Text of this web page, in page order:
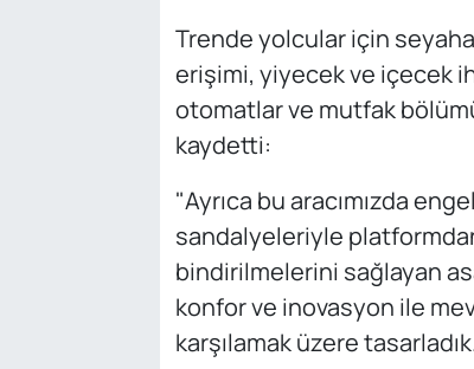
Trende yolcular için
erişimi, yiyecek ve içecek
otomatlar ve mutfak
kaydetti:
"Ayrıca bu aracımızda
sandalyeleriyle
bindirilmelerini sağlayan
konfor ve inovasyon ile
karşılamak üzere